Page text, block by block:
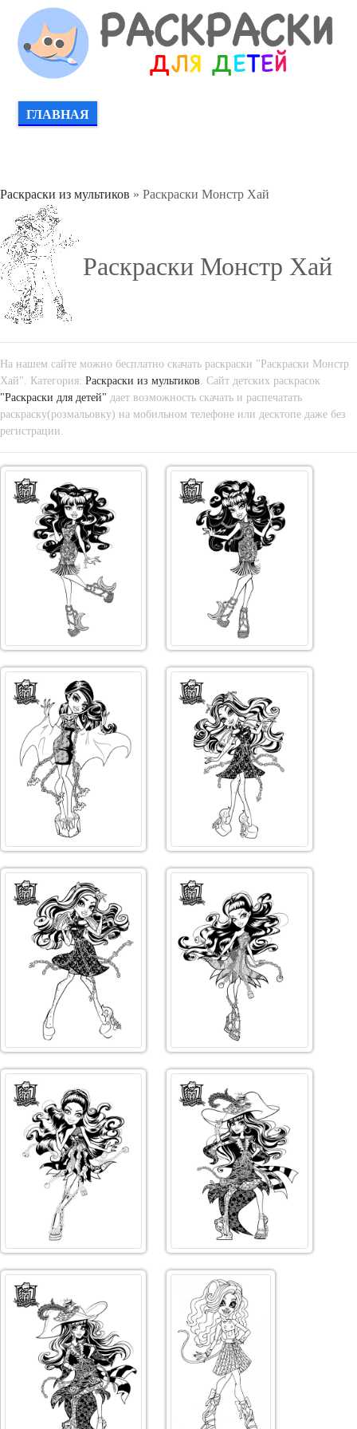
ГЛАВНАЯ
Раскраски из мультиков » Раскраски Монстр Хай
Раскраски Монстр Хай
На нашем сайте можно бесплатно скачать раскраски "Раскраски Монстр
Хай". Категория: Раскраски из мультиков. Сайт детских раскрасок
"Раскраски для детей" дает возможность скачать и распечатать
раскраску(розмальовку) на мобильном телефоне или десктопе даже без
регистрации.